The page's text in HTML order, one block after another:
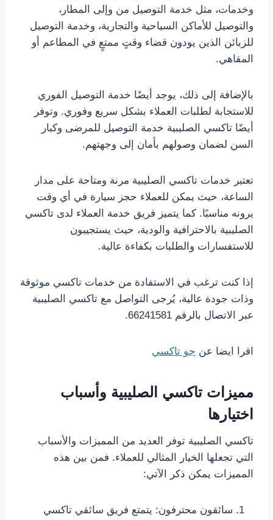
وخدمات، مثل خدمة التوصيل من وإلى المطار،
والتوصيل للأماكن السياحية والتجارية، وخدمة التوصيل
للزبائن الذين يودون قضاء وقتٍ ممتعٍ في المطاعم أو
المقاهي.
بالإضافة إلى ذلك، يوجد أيضًا خدمة التوصيل الفوري
للاستجابة لطلبات العملاء بشكل سريع وفوري. وتوفر
أيضًا تاكسي الصليبية خدمة التوصيل للمرضى وكبار
السن لضمان وصولهم بأمان إلى وجهتهم.
تعتبر خدمات تاكسي الصليبية مرنة ومتاحة على مدار
الساعة، حيث يمكن للعملاء حجز سيارة في أي وقت
يرونه مناسبًا. كما يتميز فريق خدمة العملاء لدى تاكسي
الصليبية بالاحترافية والودية، حيث يستجيبون
للاستفسارات والطلبات بكفاءة عالية.
إذا كنت ترغب في الاستفادة من خدمات تاكسي موثوقة
وذات جودة عالية، يُرجى التواصل مع تاكسي الصليبية
عبر الاتصال بالرقم 66241581.
اقرا ايضا عن جو تاكسي
مميزات تاكسي الصليبية وأسباب
اختيارها
تاكسي الصليبية توفر العديد من المميزات والأسباب
التي تجعلها الخيار المثالي للعملاء. فمن بين هذه
المميزات يمكن ذكر الآتي:
سائقون محترفون: يتمتع فريق سائقي تاكسي